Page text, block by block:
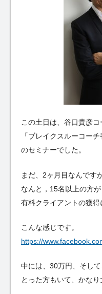
この土日は、谷口貴彦コ
「ブレイクスルーコーチ
のセミナーでした。
まだ、2ヶ月目なんです
なんと，15名以上の方が
有料クライアントの獲得
こんな感じです。
https://
中には、30万円、そし
とった方もいて、かなり